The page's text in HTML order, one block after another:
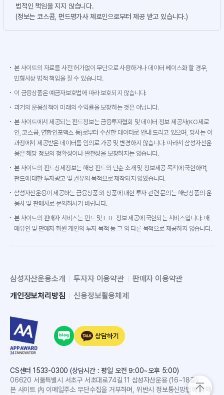
법적인 책임을 지지 않습니다.
(정보는 코스콤, 펀드평가사 제로인으로부터 제공 받고 있습니다.)
본 사이트의 자료를 사전 허가없이 무단으로 사용하거나 데이터 베이스화 할 경우,
민형사상 법적 책임을 질 수 있습니다.
이 금융상품은 예금자보호법에 따라 보호되지 않습니다.
과거의 운용실적이 미래의 수익률을 보장하는 것은 아닙니다.
본 사이트에서 제공되는 펀드정보는 금융투자협회 및 데이터 정보 제공사(KG제로
인, 코스콤, 연합인포맥스 등)로부터 수신한 데이터로 안내 드리고 있으며, 당사는 이
과정에서 제공받은 데이터를 임의로 가공 및 변경하지 않습니다. 따라서 삼성자산운
용은 해당 정보의 정확성이나 완전성을 보장하지는 않습니다.
본 사이트의 펀드상세정보는 해당 펀드의 단순 소개 및 정보제공 목적에 국한하며,
펀드에 대한 투자광고 및 권유의 목적으로 제작되지 않았습니다.
삼성자산운용이 제공하는 금융상품 외 상품에 대한 투자 관련 문의는 해당상품의 운
용사 및 판매사로 문의하시기 바랍니다.
본 사이트의 판매자 서비스는 펀드 및 ETF 정보 제공에 국한되는 서비스입니다. 매
매유인 및 판매자 회원 개인의 투자 목적 등 그 외 다른 목적으로 제공하지 않습니다.
삼성자산운용소개 투자자 이용약관
판매자 이용약관
개인정보처리방침
신용정보활용체제
상담하기
CS센터 1533-0300 (상담시간 : 평일 오전 9:00~오후 5:00)
06620 서울특별시 서초구 서초대로74길 11 삼성자산운용 (16~18층)
본 사이트 內 이메일주소 무단수집을 거부하며, 위반시 정보통신망법에 의해